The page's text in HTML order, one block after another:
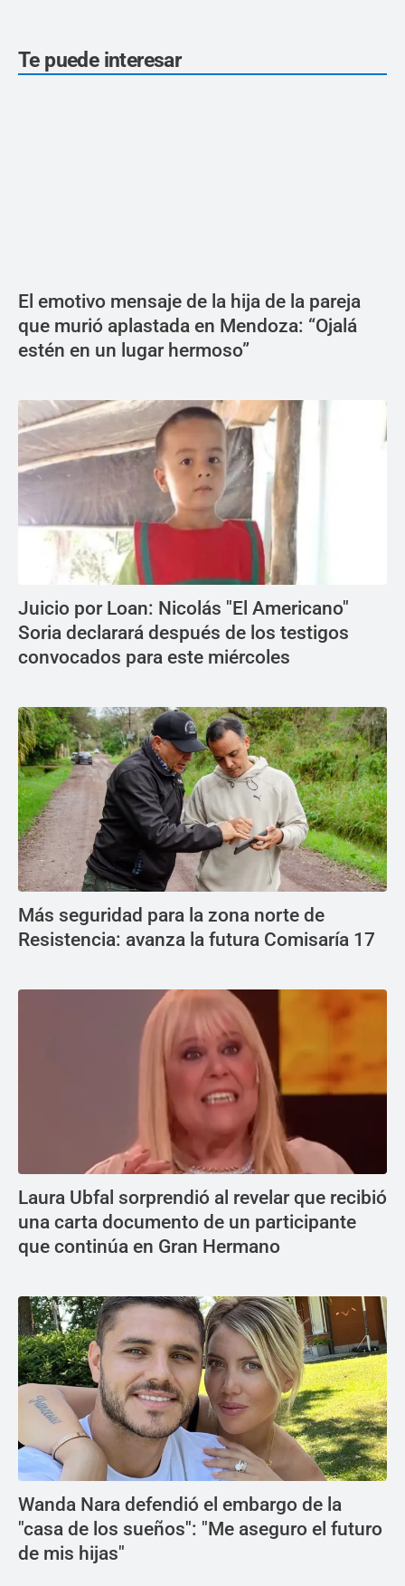
Te puede interesar
El emotivo mensaje de la hija de la pareja
que murió aplastada en Mendoza: “Ojalá
estén en un lugar hermoso”
Juicio por Loan: Nicolás "El Americano"
Soria declarará después de los testigos
convocados para este miércoles
Más seguridad para la zona norte de
Resistencia: avanza la futura Comisaría 17
Laura Ubfal sorprendió al revelar que recibió
una carta documento de un participante
que continúa en Gran Hermano
Wanda Nara defendió el embargo de la
"casa de los sueños": "Me aseguro el futuro
de mis hijas"